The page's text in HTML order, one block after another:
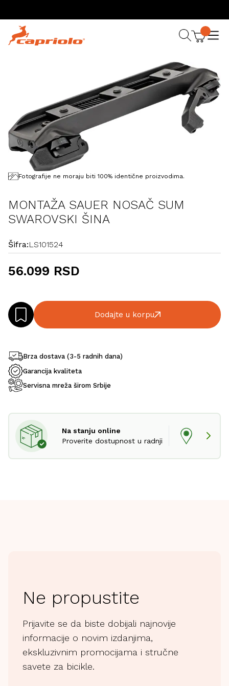
Fotografije ne moraju biti 100% identične proizvodima.
MONTAŽA SAUER NOSAČ SUM
SWAROVSKI ŠINA
Šifra:LS101524
56.099 RSD
Dodajte u korpu
Brza dostava (3-5 radnih dana)
Garancija kvaliteta
Servisna mreža širom Srbije
Na stanju online
Proverite dostupnost u radnji
Ne propustite
Prijavite se da biste dobijali najnovije
informacije o novim izdanjima,
ekskluzivnim promocijama i stručne
savete za bicikle.